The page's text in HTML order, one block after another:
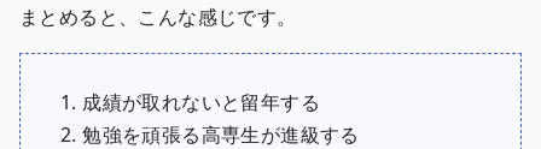
まとめると、こんな感じです。
成績が取れないと留年する
勉強を頑張る高専生が進級する